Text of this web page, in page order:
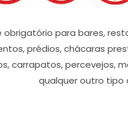
para bares,
prédios, chácaras
carrapatos, percevejos,
qualquer outro tipo